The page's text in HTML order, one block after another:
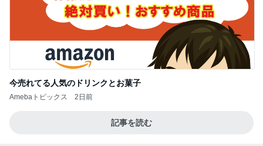
今売れてる人気のドリンクとお菓子
Amebaトピックス 2日前
記事を読む